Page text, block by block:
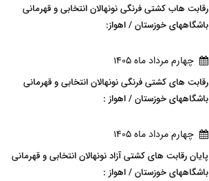
رقابت هاب کشتی فرنگی نونهالان انتخابی و قهرمانی
باشگاههای خوزستان / اهواز:
چهارم مرداد ماه 1405
رقابت های کشتی فرنگی نونهالان انتخابی و قهرمانی
باشگاههای خوزستان / اهواز :
چهارم مرداد ماه 1405
پایان رقابت های کشتی آزاد نونهالان انتخابی و قهرمانی
باشگاههای خوزستان / اهواز :